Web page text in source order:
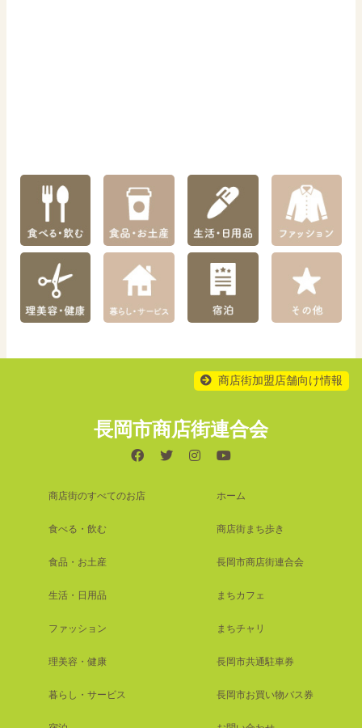
商店街加盟店舗向け情報
長岡市商店街連合会
商店街のすべてのお店
食べる・飲む
食品・お土産
生活・日用品
ファッション
理美容・健康
暮らし・サービス
ホーム
商店街まち歩き
長岡市商店街連合会
まちカフェ
まちチャリ
長岡市共通駐車券
長岡市お買い物バス券